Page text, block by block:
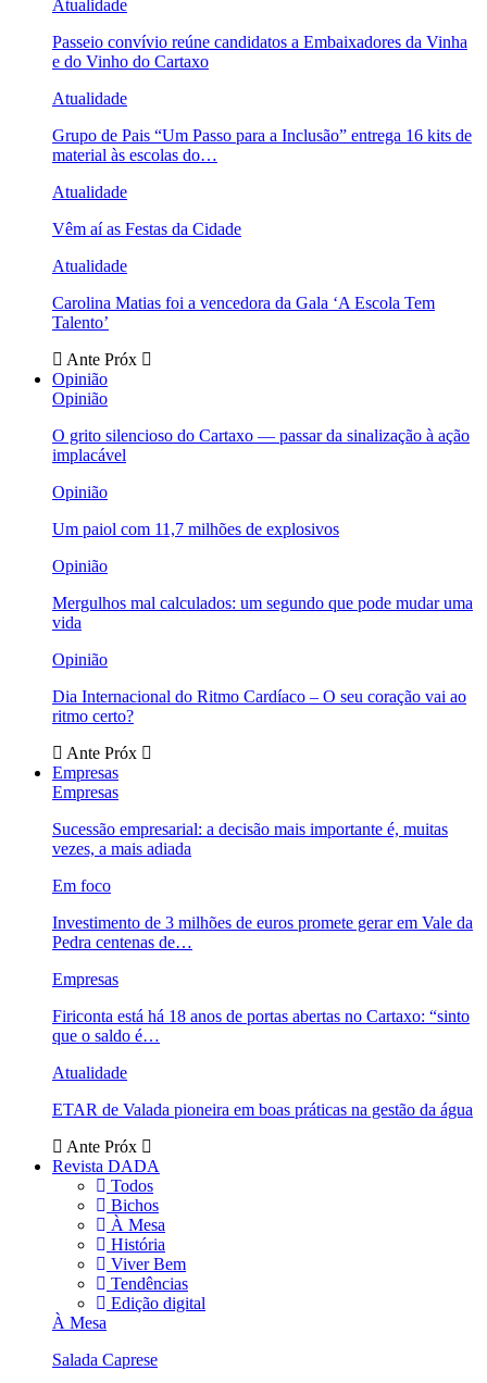
Atualidade
Passeio convívio reúne candidatos a Embaixadores da Vinha
e do Vinho do Cartaxo
Atualidade
Grupo de Pais “Um Passo para a Inclusão” entrega 16 kits de
material às escolas do…
Atualidade
Vêm aí as Festas da Cidade
Atualidade
Carolina Matias foi a vencedora da Gala ‘A Escola Tem
Talento’
Ante Próx
Opinião
Opinião
O grito silencioso do Cartaxo — passar da sinalização à ação
implacável
Opinião
Um paiol com 11,7 milhões de explosivos
Opinião
Mergulhos mal calculados: um segundo que pode mudar uma
vida
Opinião
Dia Internacional do Ritmo Cardíaco – O seu coração vai ao
ritmo certo?
Ante Próx
Empresas
Empresas
Sucessão empresarial: a decisão mais importante é, muitas
vezes, a mais adiada
Em foco
Investimento de 3 milhões de euros promete gerar em Vale da
Pedra centenas de…
Empresas
Firiconta está há 18 anos de portas abertas no Cartaxo: “sinto
que o saldo é…
Atualidade
ETAR de Valada pioneira em boas práticas na gestão da água
Ante Próx
Revista DADA
Todos
Bichos
À Mesa
História
Viver Bem
Tendências
Edição digital
À Mesa
Salada Caprese